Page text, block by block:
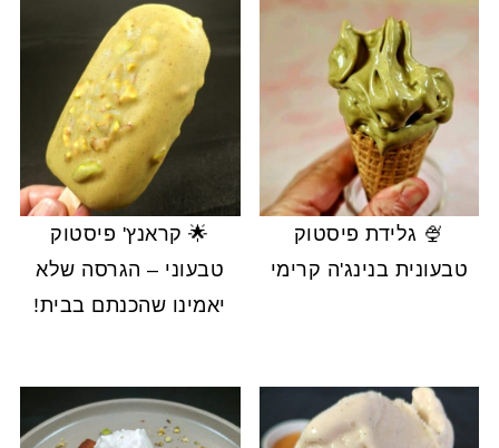
🍨 גלידת פיסטוק
טבעונית בנינג'ה קרימי
🌟 קראנץ' פיסטוק
טבעוני – הגרסה שלא
יאמינו שהכנתם בבית!